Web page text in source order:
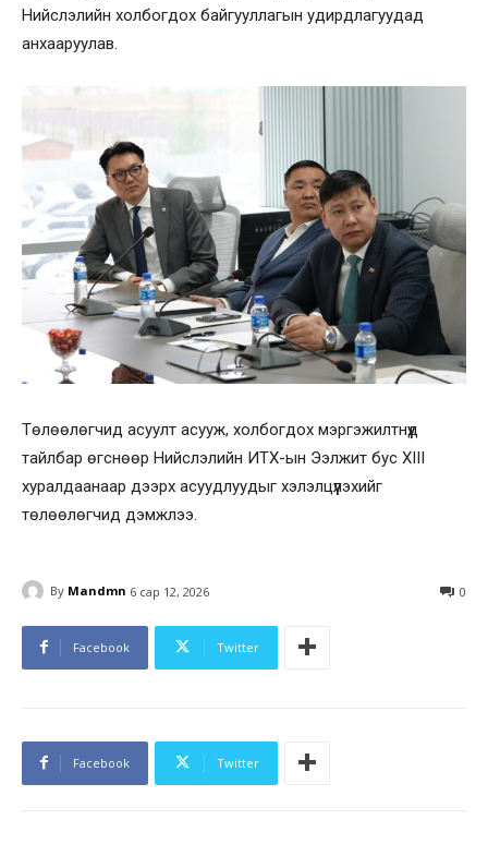
Нийслэлийн холбогдох байгууллагын удирдлагуудад
анхааруулав.
Төлөөлөгчид асуулт асууж, холбогдох мэргэжилтнүүд
тайлбар өгснөөр Нийслэлийн ИТХ-ын Ээлжит бус XIII
хуралдаанаар дээрх асуудлуудыг хэлэлцүүлэхийг
төлөөлөгчид дэмжлээ.
By Mandmn 6 сар 12, 2026 0
Facebook Twitter
Facebook Twitter